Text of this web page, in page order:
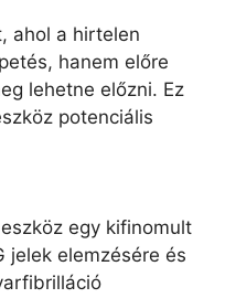
ahol a hirtelen
hanem előre
lehetne előzni. Ez
potenciális
egy kifinomult
jelek elemzésére és